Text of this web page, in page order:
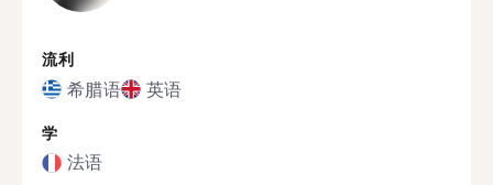
流利
希腊语 英语
学
法语